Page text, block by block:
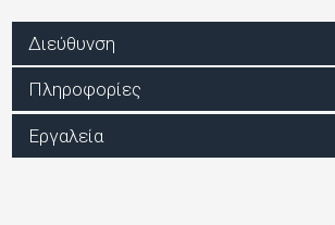
Διεύθυνση
Πληροφορίες
Εργαλεία